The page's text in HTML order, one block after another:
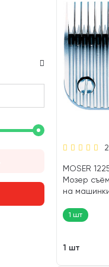
MOSER
Мозер
на
1 шт
1 шт